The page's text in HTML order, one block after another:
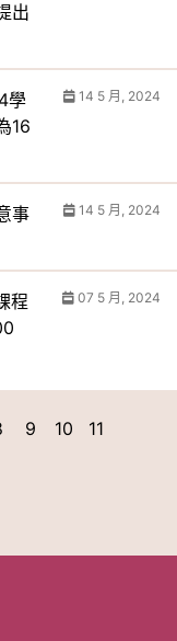
出
學
16
14 5 月, 2024
事
14 5 月, 2024
程
07 5 月, 2024
9 10 11